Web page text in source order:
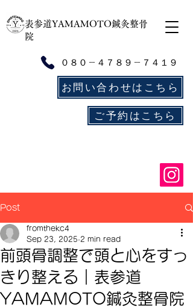
​表参道YAMAMOTO鍼灸整骨
院
ご予約はこちら
０８０－４７８９－７４１９
お問い合わせはこちら
Post
前頭骨調整で頭と心をすっ
きり整える｜表参道
YAMAMOTO鍼灸整骨院
fromthekc4
Sep 23, 2025 2 min read